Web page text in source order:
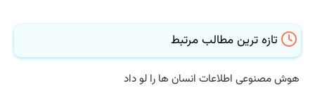
تازه ترین مطالب مرتبط
هوش مصنوعی اطلاعات انسان ها را لو داد